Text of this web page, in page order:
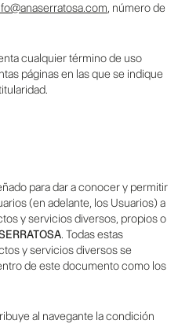
, número de
cualquier término de uso
páginas en las que se indique
para dar a conocer y permitir
(en adelante, los Usuarios) a
y servicios diversos, propios o
. Todas estas
y servicios diversos se
de este documento como los
al navegante la condición